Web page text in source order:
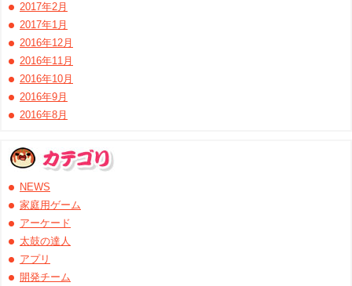
2017年2月
2017年1月
2016年12月
2016年11月
2016年10月
2016年9月
2016年8月
NEWS
家庭用ゲーム
アーケード
太鼓の達人
アプリ
開発チーム